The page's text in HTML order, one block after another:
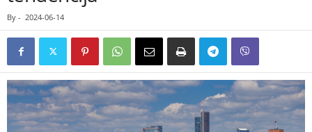
By - 2024-06-14